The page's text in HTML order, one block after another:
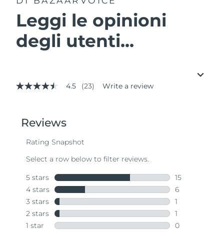
Leggi le opinioni
degli utenti...
4.5
stars,
rating
value.
Same
page
link.
4.5 (23) Write a review